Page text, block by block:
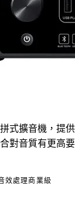
式擴音機，提
對音質有更高
效處理商業級